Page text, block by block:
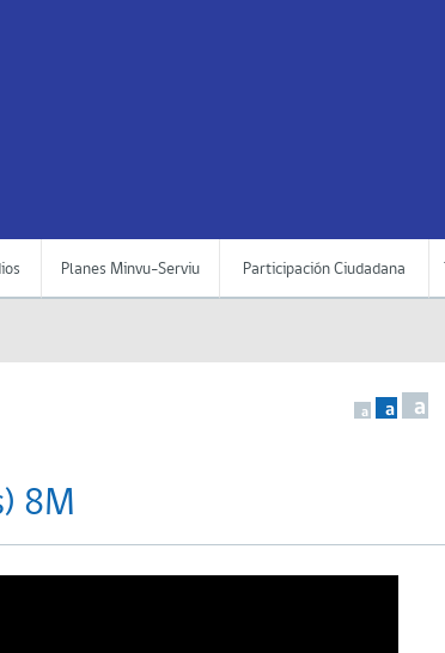
Planes Minvu-Serviu Participación Ciudadana
a a a
8M